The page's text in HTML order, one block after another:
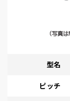
型名
ピッチ